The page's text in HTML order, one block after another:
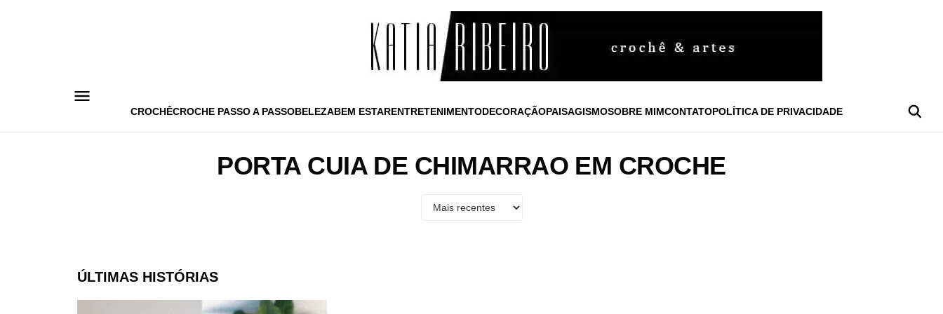
CROCHÊCROCHE PASSO A PASSOBELEZABEM ESTARENTRETENIMENTODECORAÇÃOPAISAGISMOSOBRE MIMCONTATOPOLÍTICA DE PRIVACIDADE
PORTA CUIA DE CHIMARRAO EM CROCHE
ÚLTIMAS HISTÓRIAS